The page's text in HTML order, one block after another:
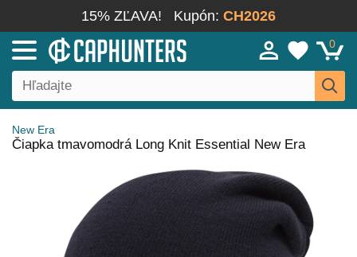
15% ZĽAVA! Kupón: CH2026
0
New Era
Čiapka tmavomodrá Long Knit Essential New Era